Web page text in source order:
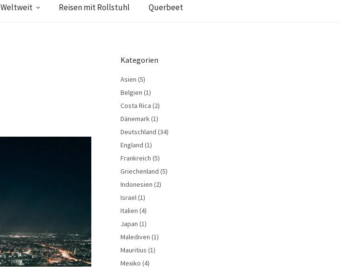
Weltweit Reisen mit Rollstuhl Querbeet
Kategorien
Asien (5)
Belgien (1)
Costa Rica (2)
Dänemark(1)
Deutschland (34)
England (1)
Frankreich (5)
Griechenland (5)
Indonesien (2)
Israel(1)
Italien (4)
Japan (1)
Malediven (1)
Mauritius (1)
Mexiko (4)